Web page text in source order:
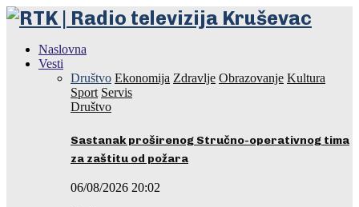
Naslovna
Vesti
Društvo Ekonomija Zdravlje Obrazovanje Kultura
Sport Servis
Društvo
Sastanak proširenog Stručno-operativnog tima
za zaštitu od požara
06/08/2026 20:02